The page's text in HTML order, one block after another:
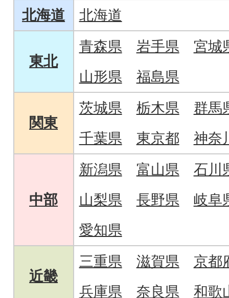
北海道 北海道
東北
青森県 岩手県
宮城
山形県
福島県
関東
茨城県 栃木県
群馬
千葉県
東京都 神奈
中部
新潟県 富山県
石川
山梨県
長野県
岐阜
愛知県
近畿
三重県 滋賀県
京都
兵庫県
奈良県 和歌